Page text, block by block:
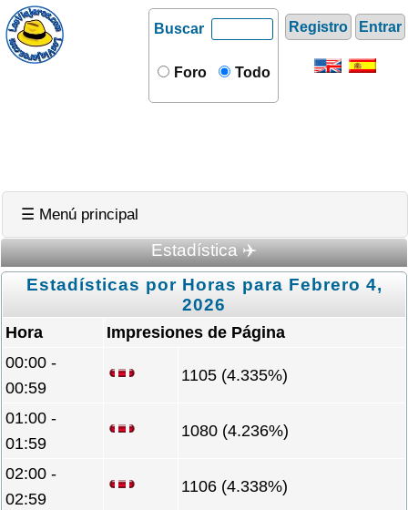
Registro Entrar
Buscar
Foro Todo
☰ Menú principal
Estadística ✈️
Estadísticas por Horas para Febrero 4,
2026
Hora
Impresiones de Página
00:00 -
00:59
1105 (4.335%)
01:00 -
01:59
1080 (4.236%)
02:00 -
02:59
1106 (4.338%)